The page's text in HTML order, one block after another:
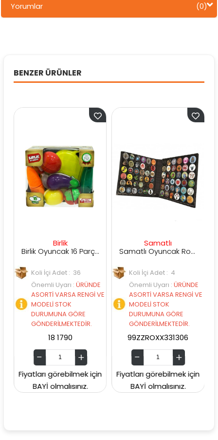
Yorumlar (0)
BENZER ÜRÜNLER
Birlik Oyuncak 16 Parça Patlıcanlı Kesilebilen Meyve Sebze
Koli İçi Adet : 36
Önemli Uyarı:ÜRÜNDE
ASORTİ VARSA RENGİ VE
MODELİ STOK
DURUMUNA GÖRE
GÖNDERİLMEKTEDİR.
18 1790
Fiyatları görebilmek için
BAYİ olmalısınız.
Samatlı
Samatlı Oyuncak Roxx Koleksiyon Çantası
Koli İçi Adet : 4
Önemli Uyarı:ÜRÜNDE
ASORTİ VARSA RENGİ VE
MODELİ STOK
DURUMUNA GÖRE
GÖNDERİLMEKTEDİR.
99ZZROXX331306
Fiyatları görebilmek için
BAYİ olmalısınız.